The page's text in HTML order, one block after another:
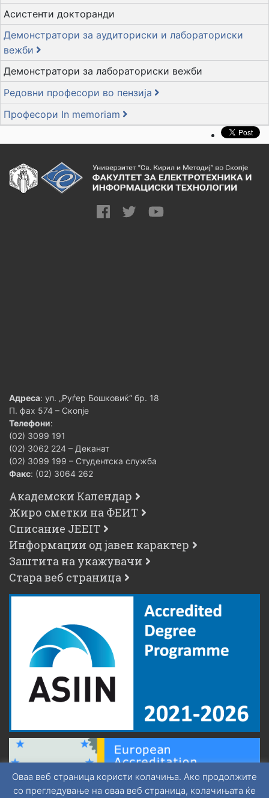
Асистенти докторанди
Демонстратори за аудиториски и лабораториски
вежби
Демонстратори за лабораториски вежби
Редовни професори во пензија
Професори In memoriam
Адреса: ул. „Руѓер Бошковиќ“ бр. 18
П. фах 574 – Скопје
Телефони:
(02) 3099 191
(02) 3062 224 – Деканат
(02) 3099 199 – Студентска служба
Факс: (02) 3064 262
Академски Календар
Жиро сметки на ФЕИТ
Списание JEEIT
Информации од јавен карактер
Заштита на укажувачи
Стара веб страница
Оваа веб страница користи колачиња. Ако продолжите
со прегледување на оваа веб страница, колачињата ќе